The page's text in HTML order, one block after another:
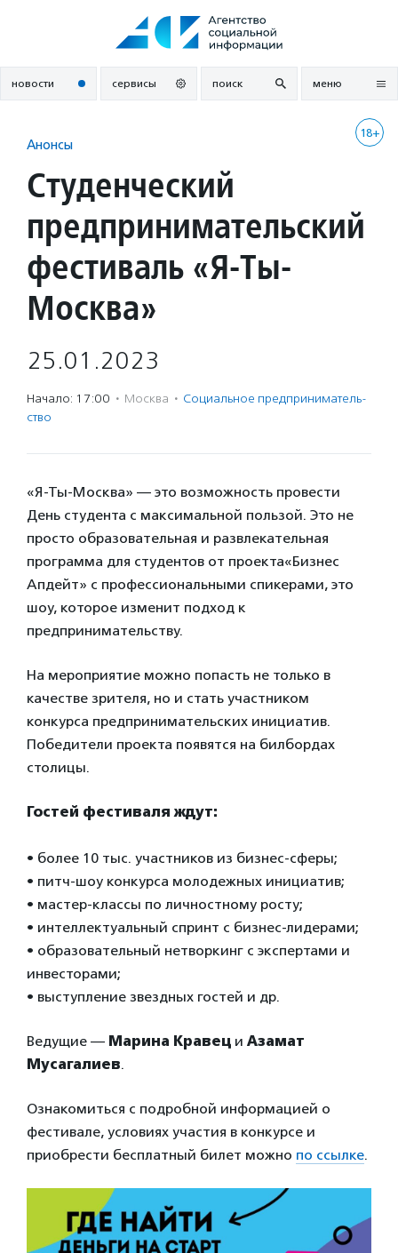
новости сервисы поиск меню
18+
Анонсы
Студенческий
предпринимательский
фестиваль «Я-Ты-
Москва»
25.01.2023
Начало: 17:00 · Москва · Социальное предпри­нима­тель­
ство
«Я-Ты-Москва» — это возможность провести
День студента с максимальной пользой. Это не
просто образовательная и развлекательная
программа для студентов от проекта«Бизнес
Апдейт» с профессиональными спикерами, это
шоу, которое изменит подход к
предпринимательству.
На мероприятие можно попасть не только в
качестве зрителя, но и стать участником
конкурса предпринимательских инициатив.
Победители проекта появятся на билбордах
столицы.
Гостей фестиваля ждут:
• более 10 тыс. участников из бизнес-сферы;
• питч-шоу конкурса молодежных инициатив;
• мастер-классы по личностному росту;
• интеллектуальный спринт с бизнес-лидерами;
• образовательный нетворкинг с экспертами и
инвесторами;
• выступление звездных гостей и др.
Ведущие — Марина Кравец и Азамат
Мусагалиев.
Ознакомиться с подробной информацией о
фестивале, условиях участия в конкурсе и
приобрести бесплатный билет можно по ссылке.